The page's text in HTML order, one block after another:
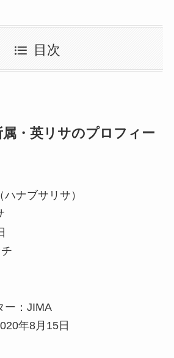
目次
・英リサのプロフィー
ナブサリサ）
ー：JIMA
年8月15日